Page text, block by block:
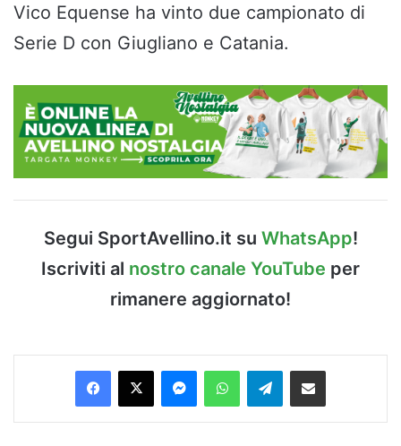
Vico Equense ha vinto due campionato di
Serie D con Giugliano e Catania.
Segui SportAvellino.it su WhatsApp!
Iscriviti al nostro canale YouTube per
rimanere aggiornato!
Facebook
X MessengerWhatsAppTelegramCondividi via Email